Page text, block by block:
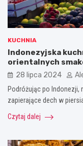
KUCHNIA
Indonezyjska
orientalnych
28 lipca 2024
Podróżując po Indonezji,
zapierające dech w
Czytaj dalej